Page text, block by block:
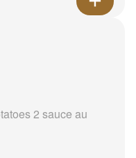
2 sauce au